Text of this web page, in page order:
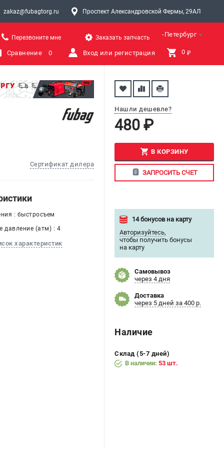
zakaz@fubagtorg.ru Проспект Александровской Фермы, 29АЛ
Санкт-Петербург
Перезвоните мне Заказать запчасть
Сравнение 0 Вход или регистрация 0 ₽
Сертификат дилера
Нашли дешевле?
480 ₽
В КОРЗИНУ
ЗАПРОСИТЬ СЧЕТ
14 бонусов на карту
Авторизуйтесь,
чтобы получить бонусы
на карту
Самовывоз
через 4 дня
Доставка
через 5 дней за 400 р.
Наличие
Склад (5-7 дней)
В наличии: 53 шт.
: быстросъем
давление (атм) : 4
характеристик